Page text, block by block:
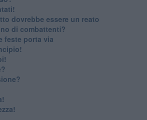
dovrebbe essere un reato
di combattenti?
feste porta via